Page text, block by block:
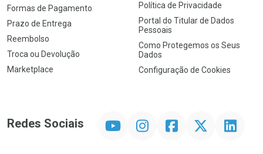
Formas de Pagamento
Prazo de Entrega
Reembolso
Troca ou Devolução
Marketplace
Política de Privacidade
Portal do Titular de Dados
Pessoais
Como Protegemos os Seus
Dados
Configuração de Cookies
Redes Sociais InstagramFacebookTwitter Linkedin